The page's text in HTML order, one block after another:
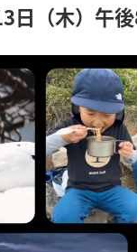
日（木）午